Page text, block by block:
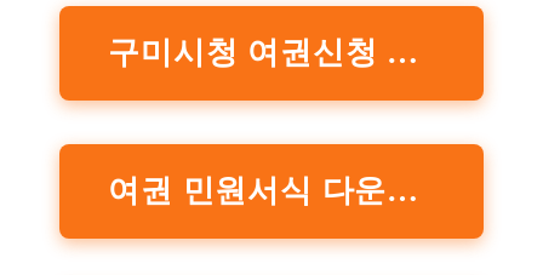
구미시청 여권신청 발급 자세히 보기
여권 민원서식 다운로드